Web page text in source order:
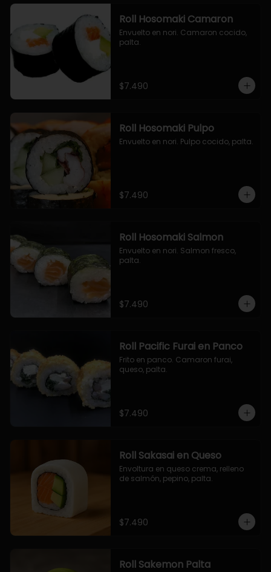
Roll Hosomaki Camaron
Envuelto en nori. Camaron cocido,
palta.
$7.490
Roll Hosomaki Pulpo
Envuelto en nori. Pulpo cocido, palta.
$7.490
Roll Hosomaki Salmon
Envuelto en nori. Salmon fresco,
palta.
$7.490
Roll Pacific Furai en Panco
Frito en panco. Camaron furai,
queso, palta.
$7.490
Roll Sakasai en Queso
Envoltura en queso crema, relleno
de salmón, pepino, palta.
$7.490
Roll Sakemon Palta